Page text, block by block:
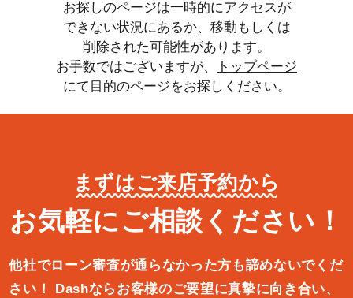
お探しのページは一時的にアクセスが
できない状況にあるか、移動もしくは
削除された可能性があります。
お手数ではございますが、
トップページ
にて目的のページをお探しください。
まずはご来店予約から
お気軽にご相談ください！
他社でローン審査が通らなかった方も諦めないでくだ
さい！
Dashならお客様のご要望に真摯に向き合い、